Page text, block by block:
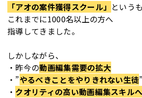
「アオの案件獲得スクール」 という
これまでに1000名以上の方へ
指導してきました。
しかしながら、
・昨今の動画編集需要の拡大
・”やるべきことをやりきれない生徒
・ クオリティの高い動画編集スキル